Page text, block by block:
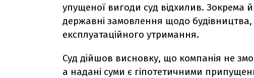
упущеної вигоди суд відхилив. Зокрема
державні замовлення щодо будівництва,
експлуатаційного утримання.
Суд дійшов висновку, що компанія не
а надані суми є гіпотетичними